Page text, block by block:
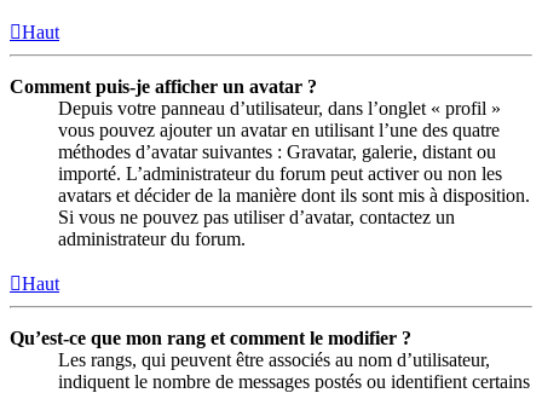
Haut
Comment puis-je afficher un avatar ?
Depuis votre panneau d’utilisateur, dans l’onglet « profil »
vous pouvez ajouter un avatar en utilisant l’une des quatre
méthodes d’avatar suivantes : Gravatar, galerie, distant ou
importé. L’administrateur du forum peut activer ou non les
avatars et décider de la manière dont ils sont mis à disposition.
Si vous ne pouvez pas utiliser d’avatar, contactez un
administrateur du forum.
Haut
Qu’est-ce que mon rang et comment le modifier ?
Les rangs, qui peuvent être associés au nom d’utilisateur,
indiquent le nombre de messages postés ou identifient certains